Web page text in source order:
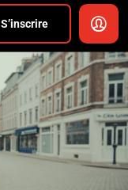
S’inscrire